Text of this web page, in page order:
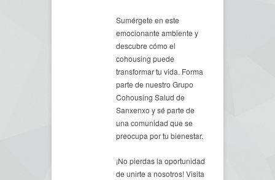
Sumérgete en este
emocionante ambiente y
descubre cómo el
cohousing puede
transformar tu vida. Forma
parte de nuestro Grupo
Cohousing Salud de
Sanxenxo y sé parte de
una comunidad que se
preocupa por tu bienestar.
¡No pierdas la oportunidad
de unirte a nosotros! Visita